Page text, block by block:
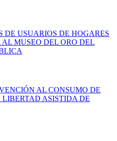
DE USUARIOS DE HOGARES
MUSEO DEL ORO DEL
AL CONSUMO DE
ASISTIDA DE